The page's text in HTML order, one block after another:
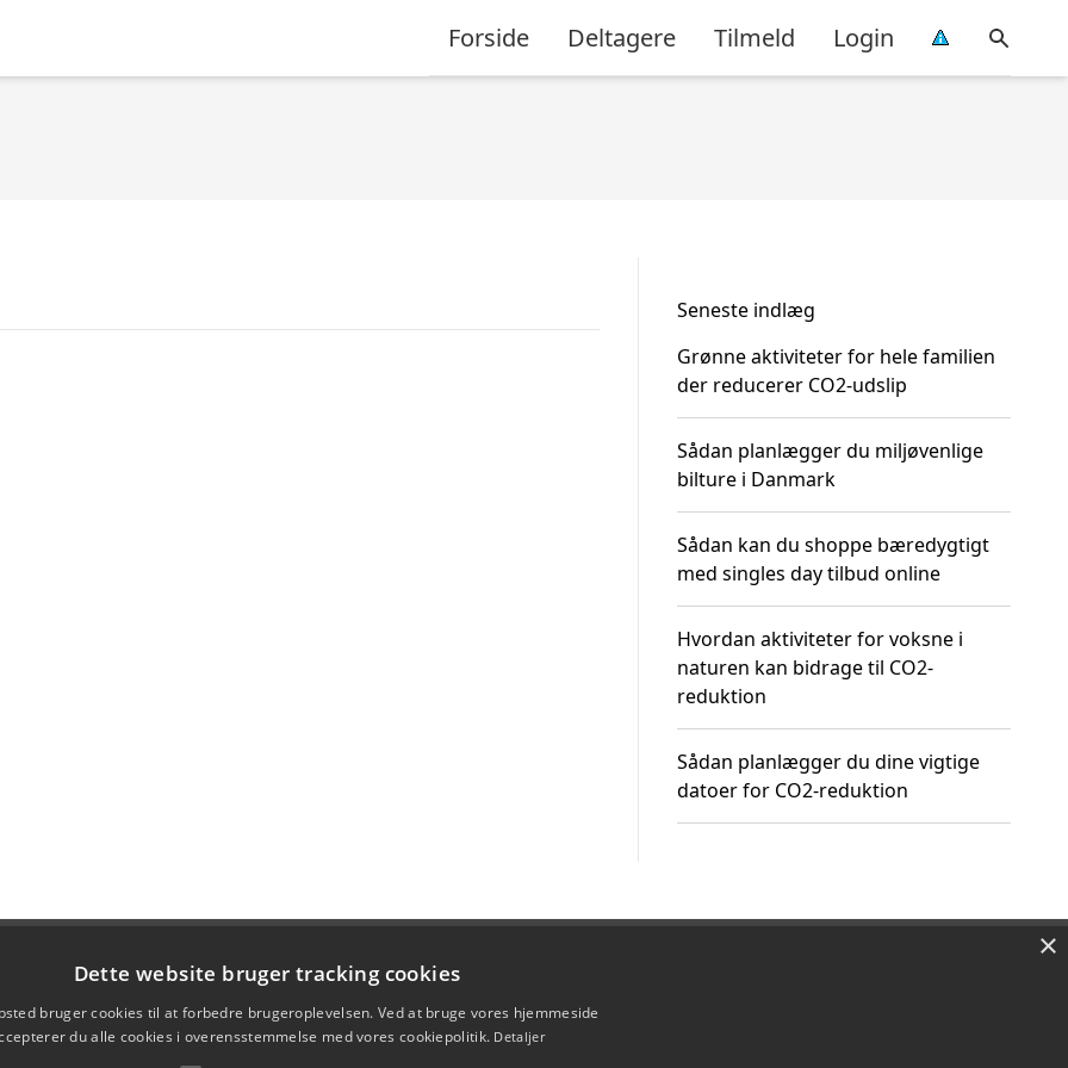
Forside Deltagere Tilmeld Login
Seneste indlæg
Grønne aktiviteter for hele familien
der reducerer CO2-udslip
Sådan planlægger du miljøvenlige
bilture i Danmark
Sådan kan du shoppe bæredygtigt
med singles day tilbud online
Hvordan aktiviteter for voksne i
naturen kan bidrage til CO2-
reduktion
Sådan planlægger du dine vigtige
datoer for CO2-reduktion
×
Dette website bruger tracking cookies
bruger cookies til at forbedre brugeroplevelsen. Ved at bruge vores hjemmeside
du alle cookies i overensstemmelse med vores cookiepolitik. Detaljer